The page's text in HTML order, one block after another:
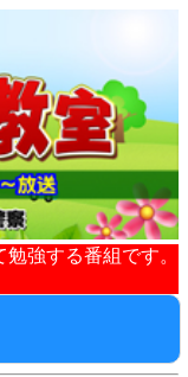
強する番組です。